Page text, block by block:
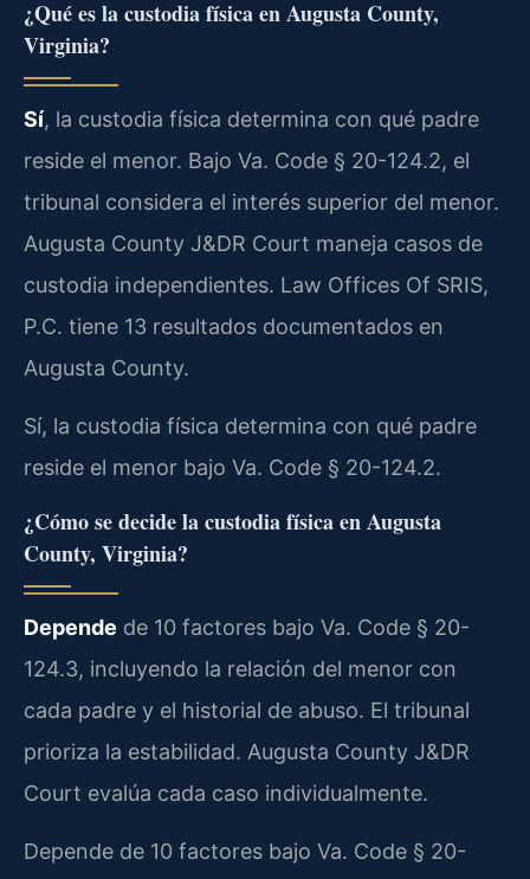
¿Qué es la custodia física en Augusta County,
Virginia?
Sí, la custodia física determina con qué padre
reside el menor. Bajo Va. Code § 20-124.2, el
tribunal considera el interés superior del menor.
Augusta County J&DR Court maneja casos de
custodia independientes. Law Offices Of SRIS,
P.C. tiene 13 resultados documentados en
Augusta County.
Sí, la custodia física determina con qué padre
reside el menor bajo Va. Code § 20-124.2.
¿Cómo se decide la custodia física en Augusta
County, Virginia?
Depende de 10 factores bajo Va. Code § 20-
124.3, incluyendo la relación del menor con
cada padre y el historial de abuso. El tribunal
prioriza la estabilidad. Augusta County J&DR
Court evalúa cada caso individualmente.
Depende de 10 factores bajo Va. Code § 20-